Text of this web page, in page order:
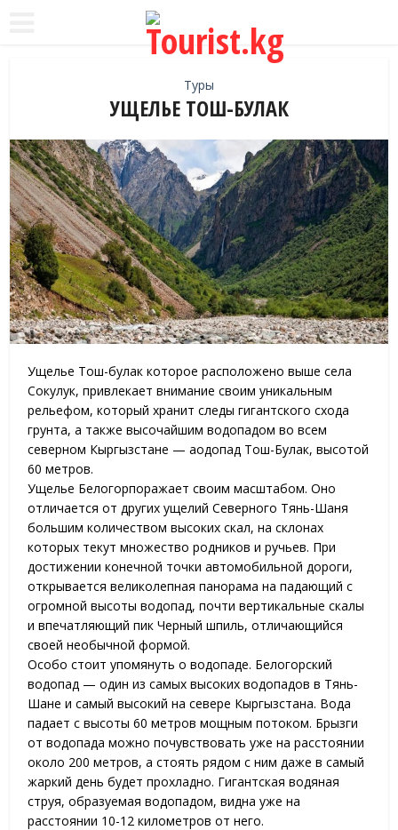
Туры
УЩЕЛЬЕ ТОШ-БУЛАК
Ущелье Тош-булак которое расположено выше села
Сокулук, привлекает внимание своим уникальным
рельефом, который хранит следы гигантского схода
грунта, а также высочайшим водопадом во всем
северном Кыргызстане — аодопад Тош-Булак, высотой
60 метров.
Ущелье Белогорпоражает своим масштабом. Оно
отличается от других ущелий Северного Тянь-Шаня
большим количеством высоких скал, на склонах
которых текут множество родников и ручьев. При
достижении конечной точки автомобильной дороги,
открывается великолепная панорама на падающий с
огромной высоты водопад, почти вертикальные скалы
и впечатляющий пик Черный шпиль, отличающийся
своей необычной формой.
Особо стоит упомянуть о водопаде. Белогорский
водопад — один из самых высоких водопадов в Тянь-
Шане и самый высокий на севере Кыргызстана. Вода
падает с высоты 60 метров мощным потоком. Брызги
от водопада можно почувствовать уже на расстоянии
около 200 метров, а стоять рядом с ним даже в самый
жаркий день будет прохладно. Гигантская водяная
струя, образуемая водопадом, видна уже на
расстоянии 10-12 километров от него.